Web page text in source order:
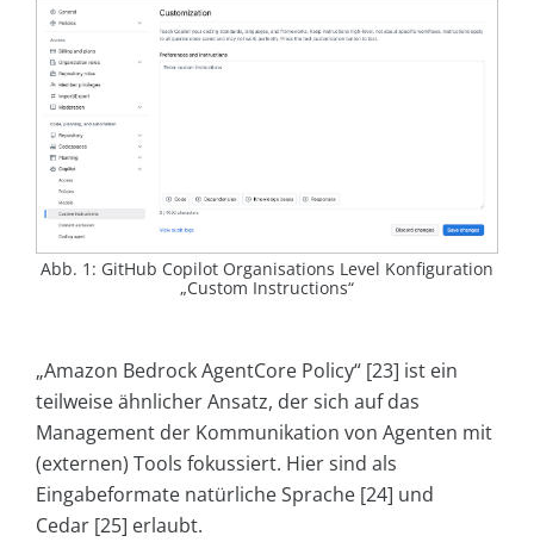
Abb. 1: GitHub Copilot Organisations Level Konfiguration
„Custom Instructions“
„Amazon Bedrock AgentCore Policy“ [23] ist ein
teilweise ähnlicher Ansatz, der sich auf das
Management der Kommunikation von Agenten mit
(externen) Tools fokussiert. Hier sind als
Eingabeformate natürliche Sprache [24] und
Cedar [25] erlaubt.